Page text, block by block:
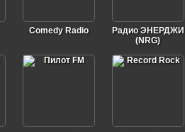
Comedy Radio
Радио ЭНЕРДЖИ
(NRG)